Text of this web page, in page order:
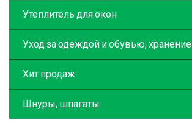
Утеплитель для окон
Уход за одеждой и обувью, хранение
Хит продаж
Шнуры, шпагаты